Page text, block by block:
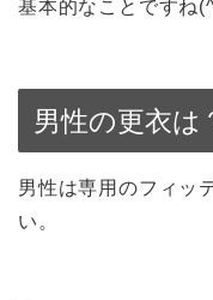
基本的なことですね
男性の更衣は
男性は専用のフィッ
い。